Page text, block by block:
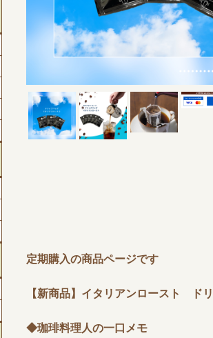
定期購入の商品ページです
【新商品】イタリアンロースト ド
◆珈琲料理人の一口メモ